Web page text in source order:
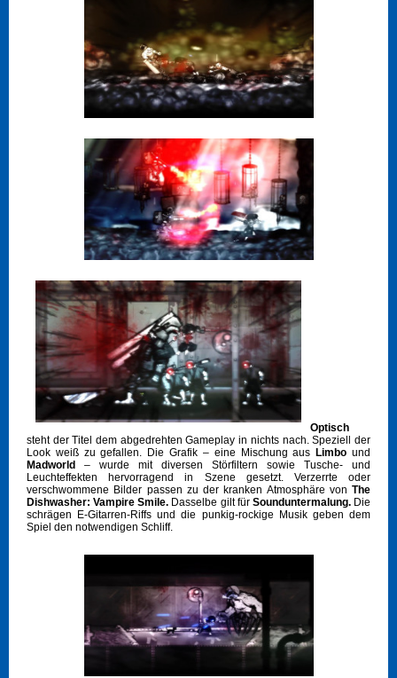
Optisch
steht der Titel dem abgedrehten Gameplay in nichts nach. Speziell der
Look weiß zu gefallen. Die Grafik – eine Mischung aus Limbo und
Madworld
– wurde mit diversen Störfiltern sowie Tusche- und
Leuchteffekten hervorragend in Szene gesetzt. Verzerrte oder
verschwommene Bilder passen zu der kranken Atmosphäre von The
Dishwasher: Vampire Smile. Dasselbe gilt für Sounduntermalung. Die
schrägen E-Gitarren-Riffs und die punkig-rockige Musik geben dem
Spiel den notwendigen Schliff.